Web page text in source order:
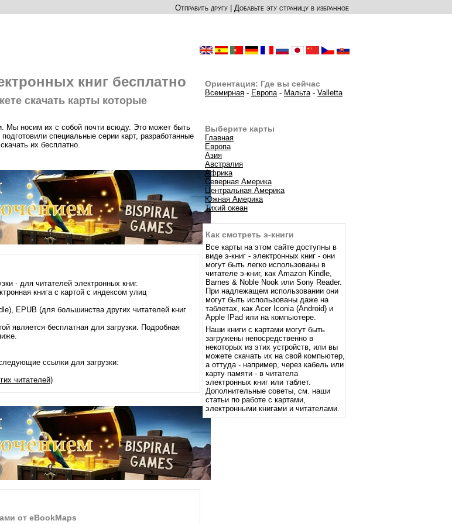
Отправить другу Добавьте эту страницу в избранное
книг бесплатно
скачать карты которые
Мы носим их с собой почти всюду. Это может быть
специальные серии карт, разработанные
их бесплатно.
- для читателей электронных книг.
книга с картой с индексом улиц
EPUB (для большинства других читателей книг
является бесплатная для загрузки. Подробная
ссылки для загрузки:
читателей)
от eBookMaps
Ориентация: Где вы сейчас
Всемирная - Европа- Мальта- Valletta
Выберите карты
Главная
Европа
Азия
Австралия
Африка
Северная Америка
Центральная Америка
Южная Америка
Тихий океан
Как смотреть э-книги
Все карты на этом сайте доступны в
виде э-книг - электронных книг - они
могут быть легко использованы в
читателе э-книг, как Amazon Kindle,
Barnes & Noble Nook или Sony Reader.
При надлежащем использовании они
могут быть использованы даже на
таблетах, как Acer Iconia (Android) и
Apple IPad или на компьютере.
Наши книги с картами могут быть
загружены непосредственно в
некоторых из этих устройств, или вы
можете скачать их на свой компьютер,
а оттуда - например, через кабель или
карту памяти - в читатела
электронных книг или таблет.
Дополнительные советы, см. наши
статьи по работе с картами,
электронными книгами и читателами.